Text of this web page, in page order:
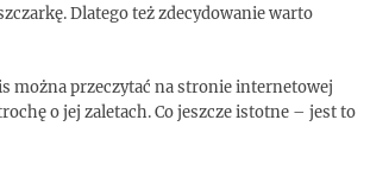
Dlatego też zdecydowanie warto
można przeczytać na stronie internetowej
o jej zaletach. Co jeszcze istotne – jest to